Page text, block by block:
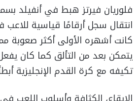
فلوريان فيرتز هبط في أنفيلد
انتقال سجل أرقامًا قياسية
كانت أشهره الأولى أكثر صعوبة
يتمكن بعد من التألق كما كان
تكيفه مع كرة القدم الإنجليزية